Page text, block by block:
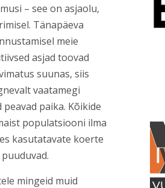
– see on asjaolu,
Tänapäeva
meie
asjad toovad
suunas, siis
vaatamegi
paika. Kõikide
populatsiooni ilma
kasutatavate koerte
mingeid muid